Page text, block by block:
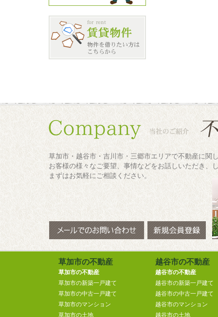
草加市・越谷市・吉川市・三郷市エリアで不動産に関
お客様の様々なご要望、事情などをお話しいただき、
まずはお気軽にご相談ください。
草加市の不動産
草加市の不動産
草加市の新築一戸建て
草加市の中古一戸建て
草加市のマンション
草加市の土地
越谷市の不動産
越谷市の不動産
越谷市の新築一戸建て
越谷市の中古一戸建て
越谷市のマンション
越谷市の土地